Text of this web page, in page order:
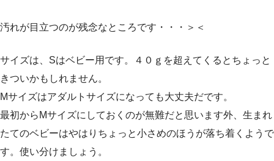
汚れが目立つのが残念なところです・・・＞＜
サイズは、Sはベビー用です。４０ｇを超えてくるとちょっと
きついかもしれません。
Mサイズはアダルトサイズになっても大丈夫だです。
最初からMサイズにしておくのが無難だと思います外、生まれ
たてのベビーはやはりちょっと小さめのほうが落ち着くようで
す。使い分けましょう。